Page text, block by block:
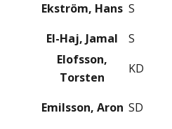
Ekström, Hans S
El-Haj, Jamal
S
Elofsson,
Torsten
KD
Emilsson, Aron SD